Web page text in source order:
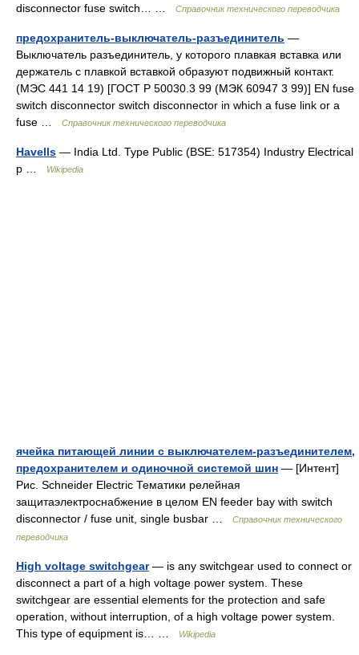
disconnector fuse switch… …
Справочник технического переводчика
предохранитель-выключатель-разъединитель —
Выключатель разъединитель, у которого плавкая вставка или
держатель с плавкой вставкой образуют подвижный контакт.
(МЭС 441 14 19) [ГОСТ Р 50030.3 99 (МЭК 60947 3 99)] EN fuse
switch disconnector switch disconnector in which a fuse link or a
fuse …
Справочник технического переводчика
Havells — India Ltd. Type Public (BSE: 517354) Industry Electrical
p …
Wikipedia
ячейка питающей линии с выключателем-разъединителем,
предохранителем и одиночной системой шин — [Интент]
Рис. Schneider Electric Тематики релейная
защитаэлектроснабжение в целом EN feeder bay with switch
disconnector / fuse unit, single busbar …
Справочник технического
переводчика
High voltage switchgear— is any switchgear used to connect or
disconnect a part of a high voltage power system. These
switchgear are essential elements for the protection and safe
operation, without interruption, of a high voltage power system.
This type of equipment is… …
Wikipedia